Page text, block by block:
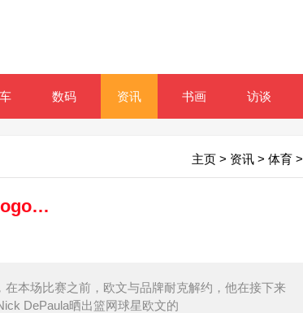
数码 资讯 书画 访谈
主页 > 资讯 > 体育 >
本场比赛之前，欧文与品牌耐克解约，他在接下来
DePaula晒出篮网球星欧文的